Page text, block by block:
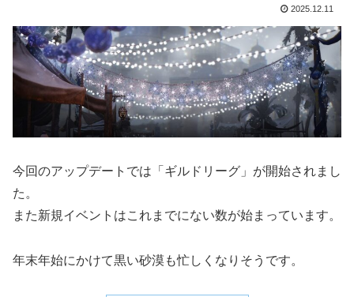
2025.12.11
今回のアップデートでは「ギルドリーグ」が開始されまし
た。
また新規イベントはこれまでにない数が始まっています。
年末年始にかけて黒い砂漠も忙しくなりそうです。